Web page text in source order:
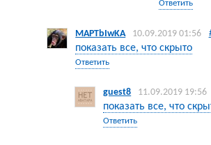
Ответить
MAPTbIwKA 10.09.2019 01:56
показать все, что скрыто
Ответить
guest8 11.09.2019 19:56
показать все, что
Ответить